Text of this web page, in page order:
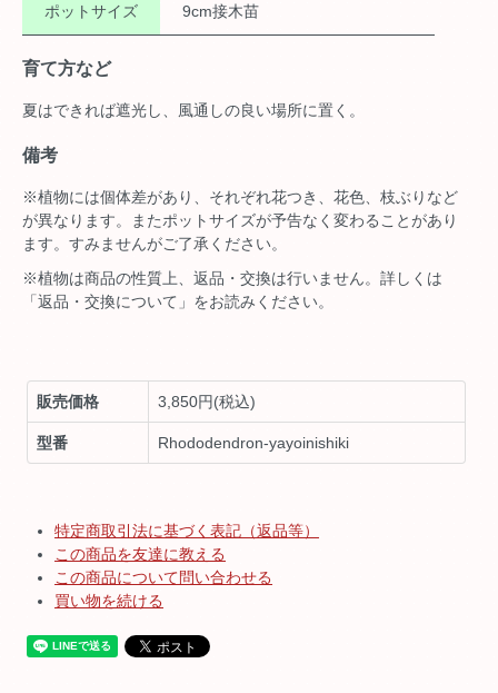
ポットサイズ 9cm接木苗
育て方など
夏はできれば遮光し、風通しの良い場所に置く。
備考
※植物には個体差があり、それぞれ花つき、花色、枝ぶりなど
が異なります。またポットサイズが予告なく変わることがあり
ます。すみませんがご了承ください。
※植物は商品の性質上、返品・交換は行いません。詳しくは
「返品・交換について」をお読みください。
販売価格 3,850円(税込)
型番 Rhododendron-yayoinishiki
特定商取引法に基づく表記（返品等）
この商品を友達に教える
この商品について問い合わせる
買い物を続ける